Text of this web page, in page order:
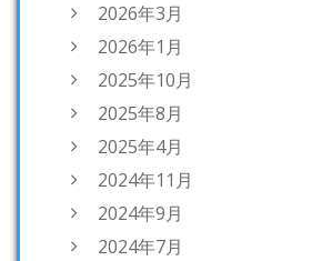
2026年3月
2026年1月
2025年10月
2025年8月
2025年4月
2024年11月
2024年9月
2024年7月